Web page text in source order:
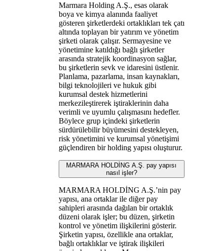
Marmara Holding A.Ş., esas olarak
boya ve kimya alanında faaliyet
gösteren şirketlerdeki ortaklıkları tek çatı
altında toplayan bir yatırım ve yönetim
şirketi olarak çalışır. Sermayesine ve
yönetimine katıldığı bağlı şirketler
arasında stratejik koordinasyon sağlar,
bu şirketlerin sevk ve idaresini üstlenir.
Planlama, pazarlama, insan kaynakları,
bilgi teknolojileri ve hukuk gibi
kurumsal destek hizmetlerini
merkezileştirerek iştiraklerinin daha
verimli ve uyumlu çalışmasını hedefler.
Böylece grup içindeki şirketlerin
sürdürülebilir büyümesini destekleyen,
risk yönetimini ve kurumsal yönetişimi
güçlendiren bir holding yapısı oluşturur.
MARMARA HOLDİNG A.Ş. pay yapısı
nasıl işler?
MARMARA HOLDİNG A.Ş.’nin pay
yapısı, ana ortaklar ile diğer pay
sahipleri arasında dağılan bir ortaklık
düzeni olarak işler; bu düzen, şirketin
kontrol ve yönetim ilişkilerini gösterir.
Şirketin yapısı, özellikle ana ortaklar,
bağlı ortaklıklar ve iştirak ilişkileri